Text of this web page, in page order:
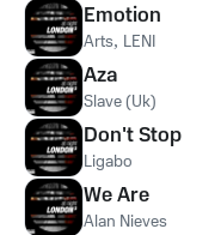
Emotion
Arts, LENI
Aza
Slave (Uk)
Don't Stop
Ligabo
We Are
Alan Nieves